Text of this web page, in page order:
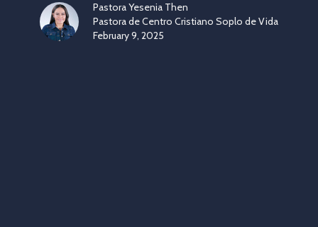
Pastora Yesenia Then
Pastora de Centro Cristiano Soplo de Vida
February 9, 2025